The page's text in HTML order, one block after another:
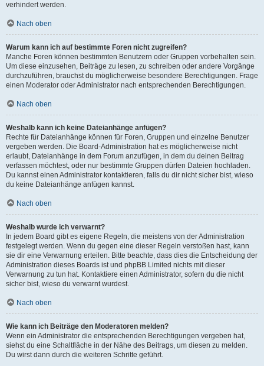
verhindert werden.
Nach oben
Warum kann ich auf bestimmte Foren nicht zugreifen?
Manche Foren können bestimmten Benutzern oder Gruppen vorbehalten sein.
Um diese einzusehen, Beiträge zu lesen, zu schreiben oder andere Vorgänge
durchzuführen, brauchst du möglicherweise besondere Berechtigungen. Frage
einen Moderator oder Administrator nach entsprechenden Berechtigungen.
Nach oben
Weshalb kann ich keine Dateianhänge anfügen?
Rechte für Dateianhänge können für Foren, Gruppen und einzelne Benutzer
vergeben werden. Die Board-Administration hat es möglicherweise nicht
erlaubt, Dateianhänge in dem Forum anzufügen, in dem du deinen Beitrag
verfassen möchtest, oder nur bestimmte Gruppen dürfen Dateien hochladen.
Du kannst einen Administrator kontaktieren, falls du dir nicht sicher bist, wieso
du keine Dateianhänge anfügen kannst.
Nach oben
Weshalb wurde ich verwarnt?
In jedem Board gibt es eigene Regeln, die meistens von der Administration
festgelegt werden. Wenn du gegen eine dieser Regeln verstoßen hast, kann
sie dir eine Verwarnung erteilen. Bitte beachte, dass dies die Entscheidung der
Administration dieses Boards ist und phpBB Limited nichts mit dieser
Verwarnung zu tun hat. Kontaktiere einen Administrator, sofern du die nicht
sicher bist, wieso du verwarnt wurdest.
Nach oben
Wie kann ich Beiträge den Moderatoren melden?
Wenn ein Administrator die entsprechenden Berechtigungen vergeben hat,
siehst du eine Schaltfläche in der Nähe des Beitrags, um diesen zu melden.
Du wirst dann durch die weiteren Schritte geführt.